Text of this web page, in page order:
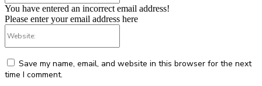
You have entered an incorrect email address!
Please enter your email address here
Save my name, email, and website in this browser for the next
time I comment.